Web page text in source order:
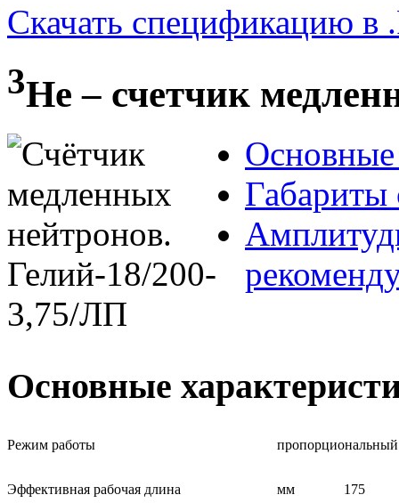
Скачать спецификацию в
3Не – счетчик
Основные
Габариты
Основные
Режим работы пропорциональный
Эффективная рабочая длина мм 175